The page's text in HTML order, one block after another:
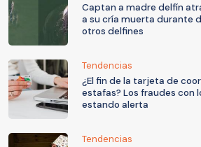
Captan a madre delfín
a su cría muerta durante
otros delfines
Tendencias
¿El fin de la tarjeta de
estafas? Los fraudes con
estando alerta
Tendencias